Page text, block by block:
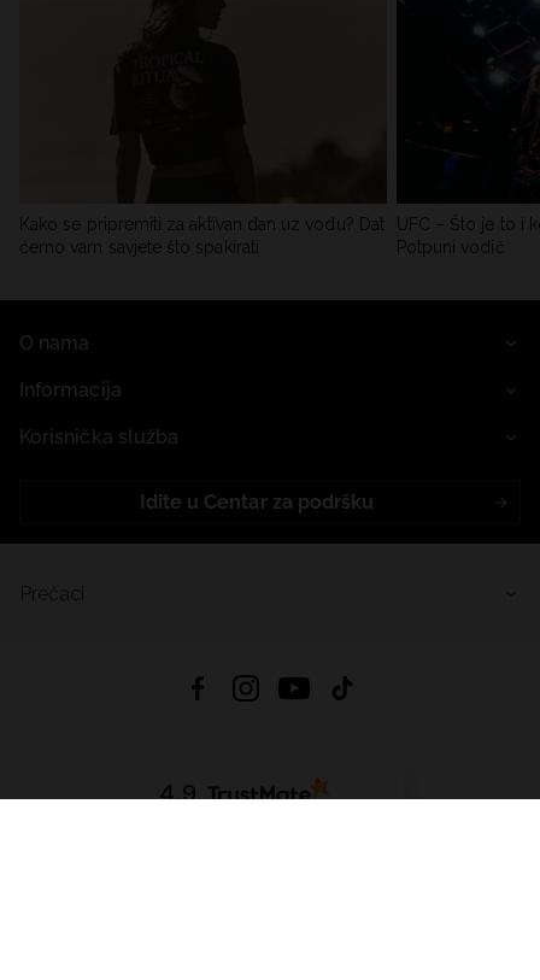
Kako se pripremiti za aktivan dan uz vodu? Dat
ćemo vam savjete što spakirati
UFC – Što je to i
Potpuni vodič
O nama
Informacija
Korisnička služba
Idite u Centar za podršku
4.9